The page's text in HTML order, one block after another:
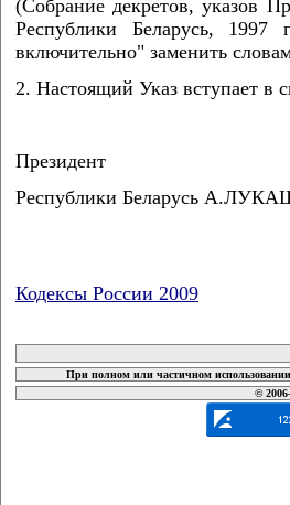
(Собрание декретов, указов
Республики Беларусь,
включительно" заменить
2. Настоящий Указ вступает в
Президент
Республики Беларусь
Кодексы России 2009
При полном или частичном
©